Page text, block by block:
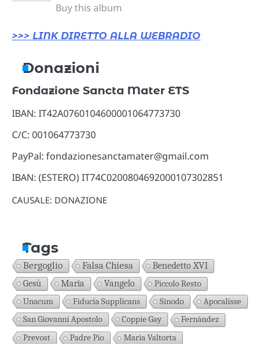
Buy this album
>>> LINK DIRETTO ALLA WEBRADIO
Donazioni
Fondazione Sancta Mater ETS
IBAN: IT42A0760104600001064773730
C/C: 001064773730
PayPal: fondazionesanctamater@gmail.com
IBAN: (ESTERO) IT74C0200804692000107302851
CAUSALE: DONAZIONE
Tags
Bergoglio Falsa Chiesa Benedetto XVI
Gesù Maria Vangelo
Piccolo Resto
Unacum
Fiducia Supplicans Sinodo
Apocalisse
San Giovanni Apostolo
Coppie Gay
Fernández
Prevost
Padre Pio
Maria Valtorta